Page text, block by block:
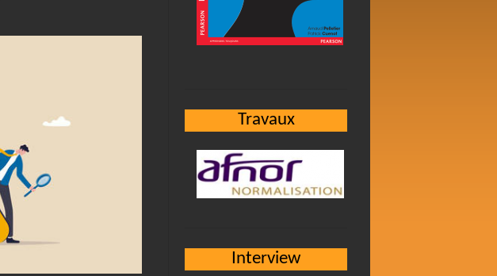
Travaux
Interview